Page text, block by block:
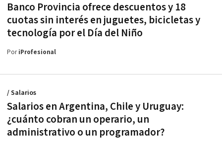
Banco Provincia ofrece descuentos y 18
cuotas sin interés en juguetes, bicicletas y
tecnología por el Día del Niño
PoriProfesional
Salarios en Argentina, Chile y Uruguay:
¿cuánto cobran un operario, un
administrativo o un programador?
/ Salarios